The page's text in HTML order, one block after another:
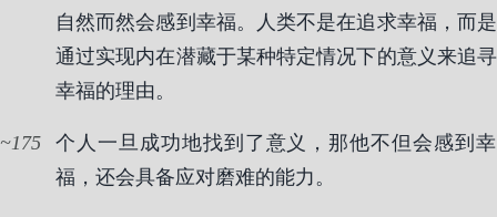
自然而然会感到幸福。人类不是在追求幸福，而是
通过实现内在潜藏于某种特定情况下的意义来追寻
幸福的理由。
175
个人一旦成功地找到了意义，那他不但会感到幸
福，还会具备应对磨难的能力。